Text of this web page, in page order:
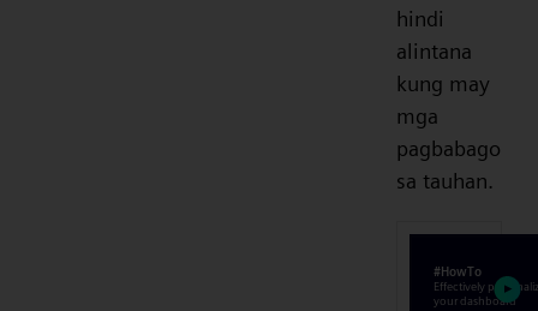
hindi
alintana
kung may
mga
pagbabago
sa tauhan.